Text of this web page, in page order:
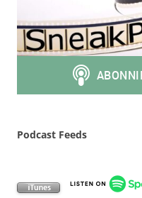
Podcast Feeds